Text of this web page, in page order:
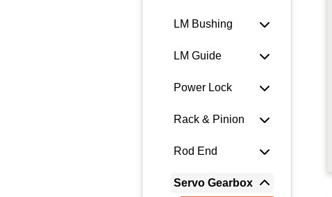
LM Bushing
LM Guide
Power Lock
Rack & Pinion
Rod End
Servo Gearbox